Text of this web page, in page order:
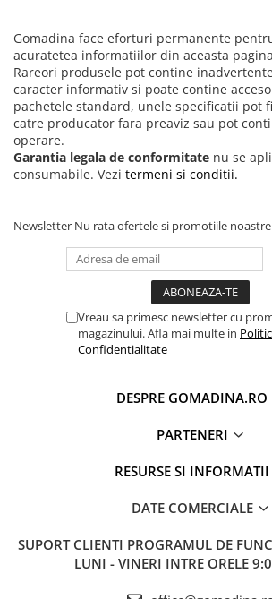
Gomadina face eforturi permanente
acuratetea informatiilor din aceasta
Rareori produsele pot contine
caracter informativ si poate contine
pachetele standard, unele specificatii pot
catre producator fara preaviz sau pot
operare.
Garantia legala de conformitate nu se
consumabile. Vezi termeni si conditii.
Newsletter Nu rata ofertele si promotiile noastre
Vreau sa primesc newsletter cu
magazinului. Afla mai multe in
Confidentialitate
DESPRE GOMADINA.RO
PARTENERI
RESURSE SI INFORMATII
DATE COMERCIALE
SUPORT CLIENTI PROGRAMUL DE
LUNI - VINERI INTRE ORELE